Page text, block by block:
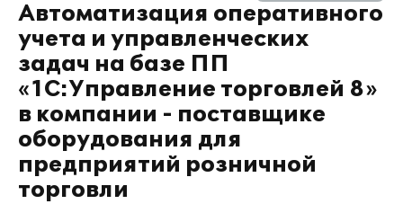
Автоматизация оперативного
учета и управленческих
задач на базе ПП
«1С:Управление торговлей 8»
в компании - поставщике
оборудования для
предприятий розничной
торговли